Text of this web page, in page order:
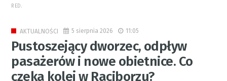
RED.
AKTUALNOŚCI 5 sierpnia 2026 11:05
Pustoszejący dworzec, odpływ
pasażerów i nowe obietnice. Co
czeka kolej w Raciborzu?